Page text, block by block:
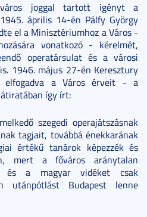
joggal tartott igényt a
április 14-én Pálfy György
el a Minisztériumhoz a Város -
vonatkozó - kérelmét,
operatársulat és a városi
1946. május 27-én Keresztury
elfogadva a Város érveit - a
így írt:
szegedi operajátszásnak
tagjait, továbbá énekkarának
értékű tanárok képezzék és
mert a főváros aránytalan
és a magyar vidéket csak
utánpótlást Budapest lenne